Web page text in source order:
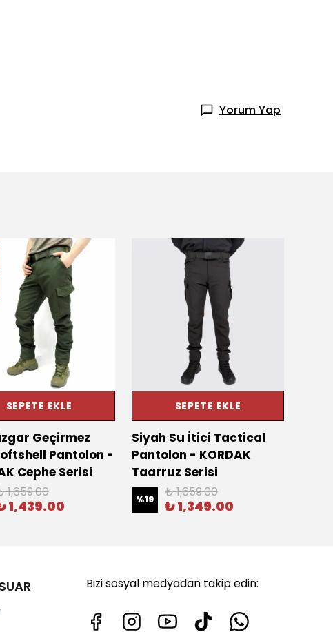
Yorum Yap
SEPETE EKLE
Geçirmez
Pantolon -
Cephe Serisi
1,659.00
1,439.00
SEPETE EKLE
Siyah Su İtici Tactical
Pantolon - KORDAK
Taarruz Serisi
%19 ₺ 1,659.00
₺ 1,349.00
Bizi sosyal medyadan takip edin: